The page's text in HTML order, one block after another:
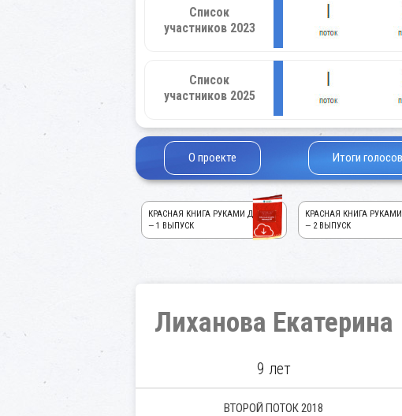
Список
участников 2023
Список
участников 2025
О проекте Итоги
КРАСНАЯ КНИГА РУКАМИ ДЕТЕЙ!
— 1 ВЫПУСК
КРАСНАЯ КНИГА
— 2 ВЫПУСК
Лиханова Екатерина
9 лет
ВТОРОЙ ПОТОК 2018